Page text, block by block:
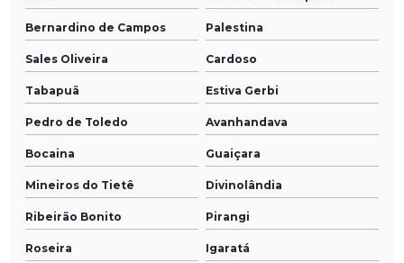
Bernardino de Campos Palestina
Sales Oliveira Cardoso
Tabapuã Estiva Gerbi
Pedro de Toledo Avanhandava
Bocaina Guaiçara
Mineiros do Tietê Divinolândia
Ribeirão Bonito Pirangi
Roseira Igaratá